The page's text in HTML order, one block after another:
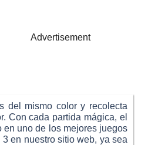
Advertisement
del mismo color y recolecta
Con cada partida mágica, el
en uno de los mejores juegos
en nuestro sitio web, ya sea